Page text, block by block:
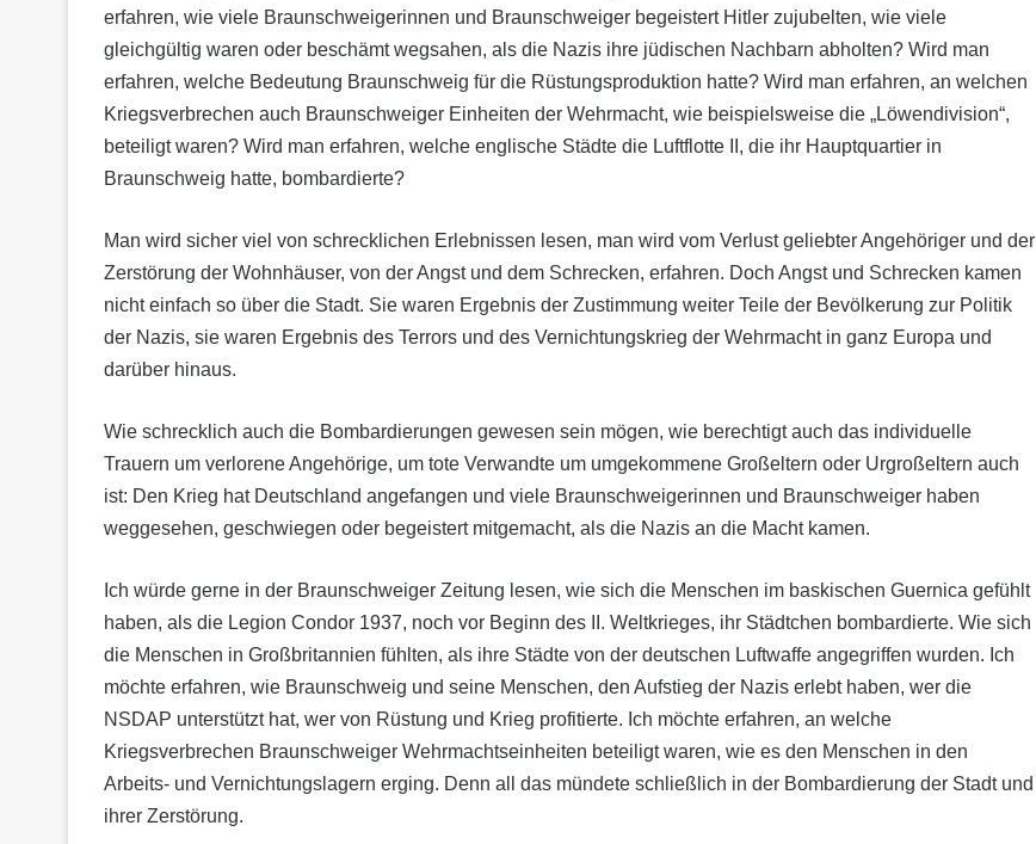
erfahren, wie viele Braunschweigerinnen und Braunschweiger begeistert Hitler zujubelten, wie viele
gleichgültig waren oder beschämt wegsahen, als die Nazis ihre jüdischen Nachbarn abholten? Wird man
erfahren, welche Bedeutung Braunschweig für die Rüstungsproduktion hatte? Wird man erfahren, an welchen
Kriegsverbrechen auch Braunschweiger Einheiten der Wehrmacht, wie beispielsweise die „Löwendivision“,
beteiligt waren? Wird man erfahren, welche englische Städte die Luftflotte II, die ihr Hauptquartier in
Braunschweig hatte, bombardierte?
Man wird sicher viel von schrecklichen Erlebnissen lesen, man wird vom Verlust geliebter Angehöriger und der
Zerstörung der Wohnhäuser, von der Angst und dem Schrecken, erfahren. Doch Angst und Schrecken kamen
nicht einfach so über die Stadt. Sie waren Ergebnis der Zustimmung weiter Teile der Bevölkerung zur Politik
der Nazis, sie waren Ergebnis des Terrors und des Vernichtungskrieg der Wehrmacht in ganz Europa und
darüber hinaus.
Wie schrecklich auch die Bombardierungen gewesen sein mögen, wie berechtigt auch das individuelle
Trauern um verlorene Angehörige, um tote Verwandte um umgekommene Großeltern oder Urgroßeltern auch
ist: Den Krieg hat Deutschland angefangen und viele Braunschweigerinnen und Braunschweiger haben
weggesehen, geschwiegen oder begeistert mitgemacht, als die Nazis an die Macht kamen.
Ich würde gerne in der Braunschweiger Zeitung lesen, wie sich die Menschen im baskischen Guernica gefühlt
haben, als die Legion Condor 1937, noch vor Beginn des II. Weltkrieges, ihr Städtchen bombardierte. Wie sich
die Menschen in Großbritannien fühlten, als ihre Städte von der deutschen Luftwaffe angegriffen wurden. Ich
möchte erfahren, wie Braunschweig und seine Menschen, den Aufstieg der Nazis erlebt haben, wer die
NSDAP unterstützt hat, wer von Rüstung und Krieg profitierte. Ich möchte erfahren, an welche
Kriegsverbrechen Braunschweiger Wehrmachtseinheiten beteiligt waren, wie es den Menschen in den
Arbeits- und Vernichtungslagern erging. Denn all das mündete schließlich in der Bombardierung der Stadt und
ihrer Zerstörung.